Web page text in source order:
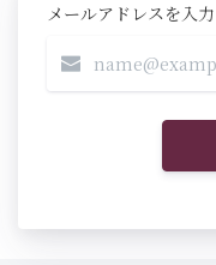
メールアドレスを入力